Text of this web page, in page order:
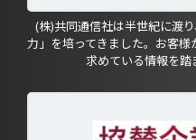
(株)共同通信社は半世紀に渡
力」を培ってきました。お客
求めている情報を踏